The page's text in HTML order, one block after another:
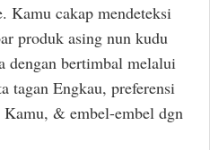
Kamu cakap mendeteksi
produk asing nun kudu
dengan bertimbal melalui
tagan Engkau, preferensi
& embel-embel dgn